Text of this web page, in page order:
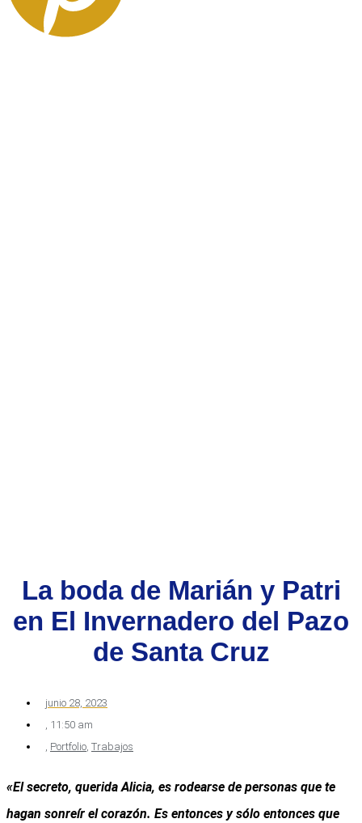
La boda de Marián y Patri
en El Invernadero del Pazo
de Santa Cruz
junio 28, 2023
11:50 am
Portfolio Trabajos
«El secreto, querida Alicia, es rodearse de personas que te
hagan sonreír el corazón. Es entonces y sólo entonces que